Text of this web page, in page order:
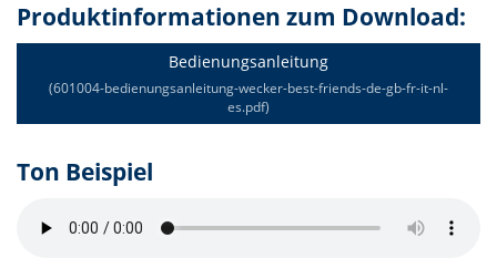
Produktinformationen zum Download:
Bedienungsanleitung
(601004-bedienungsanleitung-wecker-best-friends-de-gb-fr-it-nl-
es.pdf)
Ton Beispiel